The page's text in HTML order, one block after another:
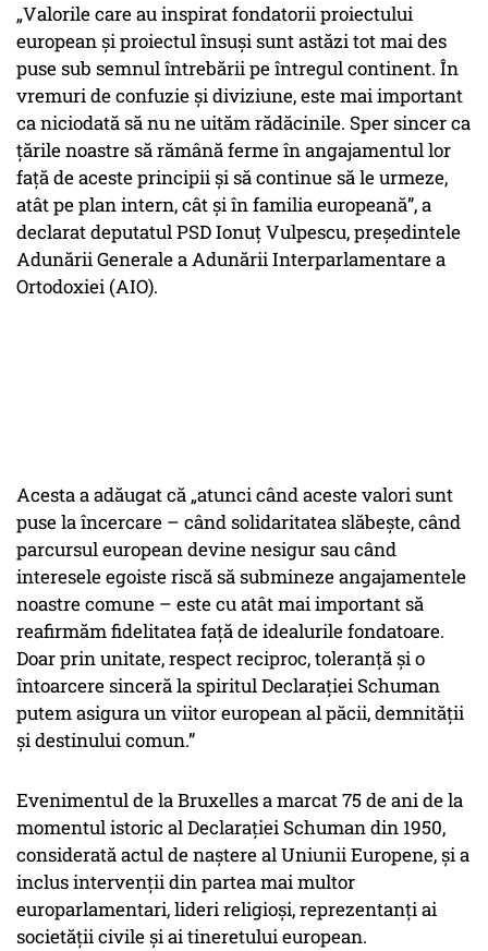
„Valorile care au inspirat fondatorii proiectului
european și proiectul însuși sunt astăzi tot mai des
puse sub semnul întrebării pe întregul continent. În
vremuri de confuzie și diviziune, este mai important
ca niciodată să nu ne uităm rădăcinile. Sper sincer ca
țările noastre să rămână ferme în angajamentul lor
față de aceste principii și să continue să le urmeze,
atât pe plan intern, cât și în familia europeană”, a
declarat deputatul PSD Ionuț Vulpescu, președintele
Adunării Generale a Adunării Interparlamentare a
Ortodoxiei (AIO).
Acesta a adăugat că „atunci când aceste valori sunt
puse la încercare – când solidaritatea slăbește, când
parcursul european devine nesigur sau când
interesele egoiste riscă să submineze angajamentele
noastre comune – este cu atât mai important să
reafirmăm fidelitatea față de idealurile fondatoare.
Doar prin unitate, respect reciproc, toleranță și o
întoarcere sinceră la spiritul Declarației Schuman
putem asigura un viitor european al păcii, demnității
și destinului comun.”
Evenimentul de la Bruxelles a marcat 75 de ani de la
momentul istoric al Declarației Schuman din 1950,
considerată actul de naștere al Uniunii Europene, și a
inclus intervenții din partea mai multor
europarlamentari, lideri religioși, reprezentanți ai
societății civile și ai tineretului european.